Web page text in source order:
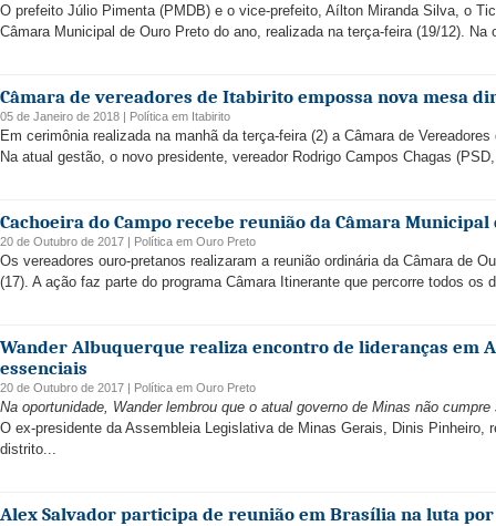
O prefeito Júlio Pimenta (PMDB) e o vice-prefeito, Aílton Miranda Silva, o
Câmara Municipal de Ouro Preto do ano, realizada na terça-feira (19/12). Na
Câmara de vereadores de Itabirito empossa nova mesa
05 de Janeiro de 2018 | Política em Itabirito
Em cerimônia realizada na manhã da terça-feira (2) a Câmara de
Na atual gestão, o novo presidente, vereador Rodrigo Campos Chagas
Cachoeira do Campo recebe reunião da Câmara Municipal
20 de Outubro de 2017 | Política em Ouro Preto
Os vereadores ouro-pretanos realizaram a reunião ordinária da Câmara de
(17). A ação faz parte do programa Câmara Itinerante que percorre todos os
Wander Albuquerque realiza encontro de lideranças em
essenciais
20 de Outubro de 2017 | Política em Ouro Preto
Na oportunidade, Wander lembrou que o atual governo de Minas não
O ex-presidente da Assembleia Legislativa de Minas Gerais, Dinis Pinheiro,
distrito...
Alex Salvador participa de reunião em Brasília na luta